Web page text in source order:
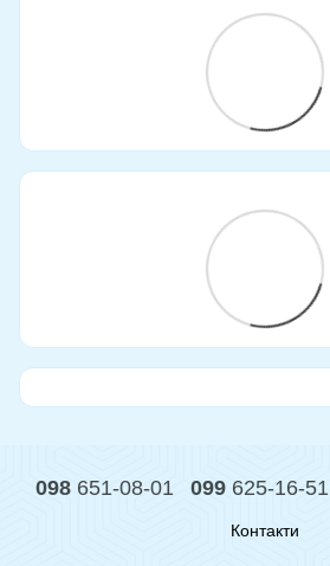
098 651-08-01 099 625-16-51
Контакти